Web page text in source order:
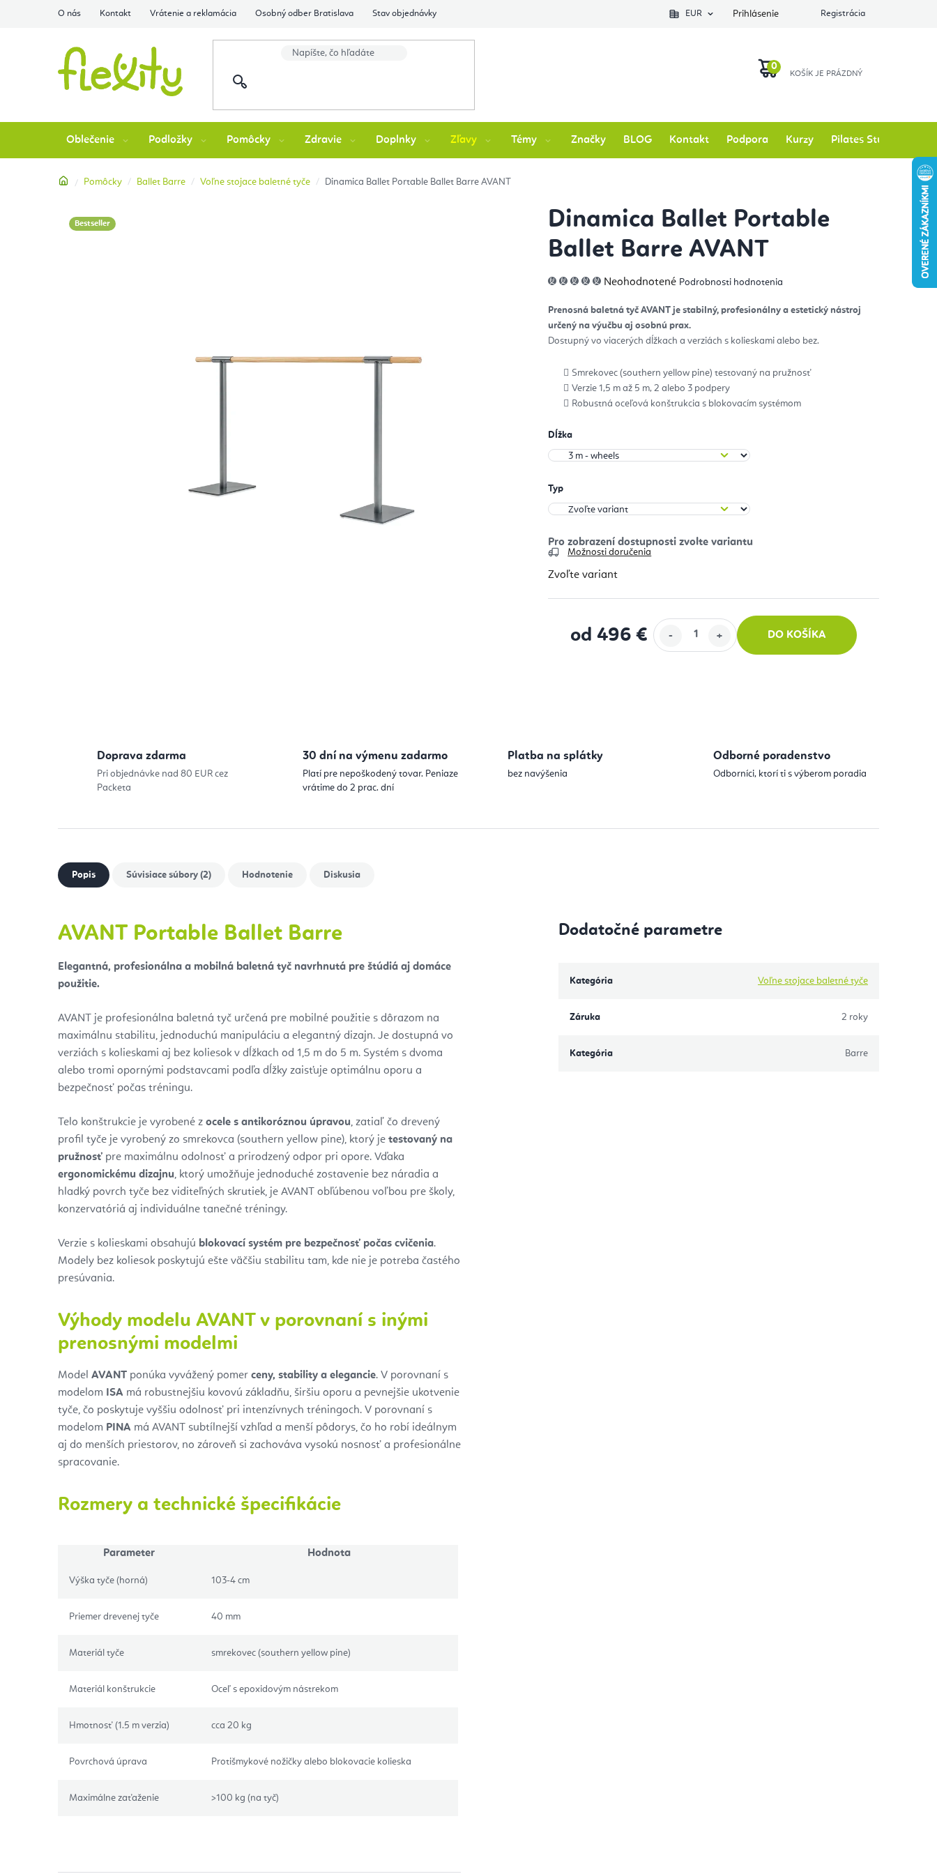
O nás Kontakt Vrátenie a reklamácia Osobný odber Bratislava Stav objednávky EUR Prihlásenie Registrácia
KOŠÍK
Oblečenie Podložky Pomôcky Zdravie Doplnky Zľavy Témy Značky BLOG Kontakt Podpora Kurzy Pilates Studio
DomovPomôcky Ballet Barre Voľne stojace baletné tyče Dinamica Ballet Portable Ballet Barre AVANT
Dinamica Ballet Portable
Ballet Barre AVANT
Priemerné
hodnotenie
0,0
z
5
hviezdičiek.
Neohodnotené Podrobnosti hodnotenia
Prenosná baletná tyč AVANT je stabilný, profesionálny a estetický nástroj
určený na výučbu aj osobnú prax.
Dostupný vo viacerých dĺžkach a verziách s kolieskami alebo bez.
Smrekovec (southern yellow pine) testovaný na pružnosť
Verzie 1,5 m až 5 m, 2 alebo 3 podpery
Robustná oceľová konštrukcia s blokovacím systémom
Dĺžka
Typ
Možnosti doručenia
Zvoľte variant
od496 € DO KOŠÍKA
Bestseller
Doprava zdarma
Pri objednávke nad 80 EUR cez
Packeta
30 dní na výmenu zadarmo
Platí pre nepoškodený tovar. Peniaze
vrátime do 2 prac. dní
Platba na splátky
bez navýšenia
Odborné poradenstvo
Odborníci, ktorí ti s výberom poradia
Popis Súvisiace súbory (2) Hodnotenie Diskusia
AVANT Portable Ballet Barre
Elegantná, profesionálna a mobilná baletná tyč navrhnutá pre štúdiá aj domáce
použitie.
AVANT je profesionálna baletná tyč určená pre mobilné použitie s dôrazom na
maximálnu stabilitu, jednoduchú manipuláciu a elegantný dizajn. Je dostupná vo
verziách s kolieskami aj bez koliesok v dĺžkach od 1,5 m do 5 m. Systém s dvoma
alebo tromi opornými podstavcami podľa dĺžky zaisťuje optimálnu oporu a
bezpečnosť počas tréningu.
Telo konštrukcie je vyrobené z ocele s antikoróznou úpravou, zatiaľ čo drevený
profil tyče je vyrobený zo smrekovca (southern yellow pine), ktorý je testovaný na
pružnosť pre maximálnu odolnosť a prirodzený odpor pri opore. Vďaka
ergonomickému dizajnu, ktorý umožňuje jednoduché zostavenie bez náradia a
hladký povrch tyče bez viditeľných skrutiek, je AVANT obľúbenou voľbou pre školy,
konzervatóriá aj individuálne tanečné tréningy.
Verzie s kolieskami obsahujú blokovací systém pre bezpečnosť počas cvičenia.
Modely bez koliesok poskytujú ešte väčšiu stabilitu tam, kde nie je potreba častého
presúvania.
Výhody modelu AVANT v porovnaní s inými
prenosnými modelmi
Model AVANT ponúka vyvážený pomer ceny, stability a elegancie. V porovnaní s
modelom ISA má robustnejšiu kovovú základňu, širšiu oporu a pevnejšie ukotvenie
tyče, čo poskytuje vyššiu odolnosť pri intenzívnych tréningoch. V porovnaní s
modelom PINA má AVANT subtílnejší vzhľad a menší pôdorys, čo ho robí ideálnym
aj do menších priestorov, no zároveň si zachováva vysokú nosnosť a profesionálne
spracovanie.
Rozmery a technické špecifikácie
Parameter Hodnota
Výška tyče (horná) 103-4 cm
Priemer drevenej tyče 40 mm
Materiál tyče smrekovec (southern yellow pine)
Materiál konštrukcie Oceľ s epoxidovým nástrekom
Hmotnosť (1.5 m verzia) cca 20 kg
Povrchová úprava Protišmykové nožičky alebo blokovacie kolieska
Maximálne zaťaženie >100 kg (na tyč)
Dodatočné parametre
Kategória Voľne stojace baletné tyče
Záruka 2 roky
Kategória Barre